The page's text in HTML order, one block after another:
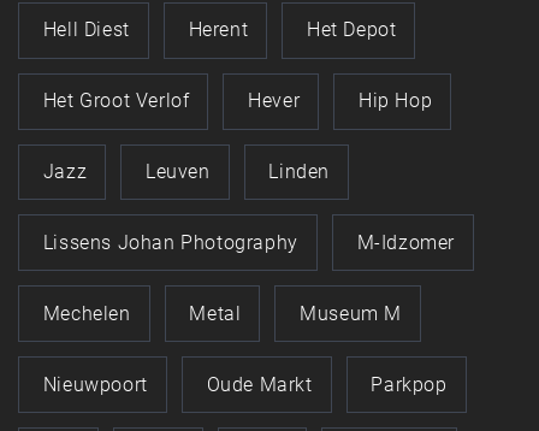
Hell Diest Herent Het Depot
Het Groot Verlof Hever Hip Hop
Jazz Leuven Linden
Lissens Johan Photography M-Idzomer
Mechelen Metal Museum M
Nieuwpoort Oude Markt Parkpop